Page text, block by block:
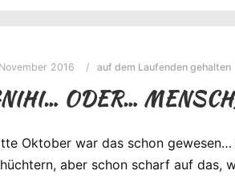
2016 auf dem Laufenden gehalten
ODER…
Oktober war das schon
aber schon scharf auf das,